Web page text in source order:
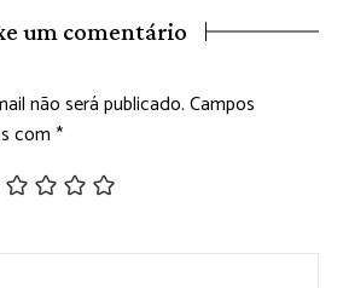
um comentário
não será publicado.Campos
com*